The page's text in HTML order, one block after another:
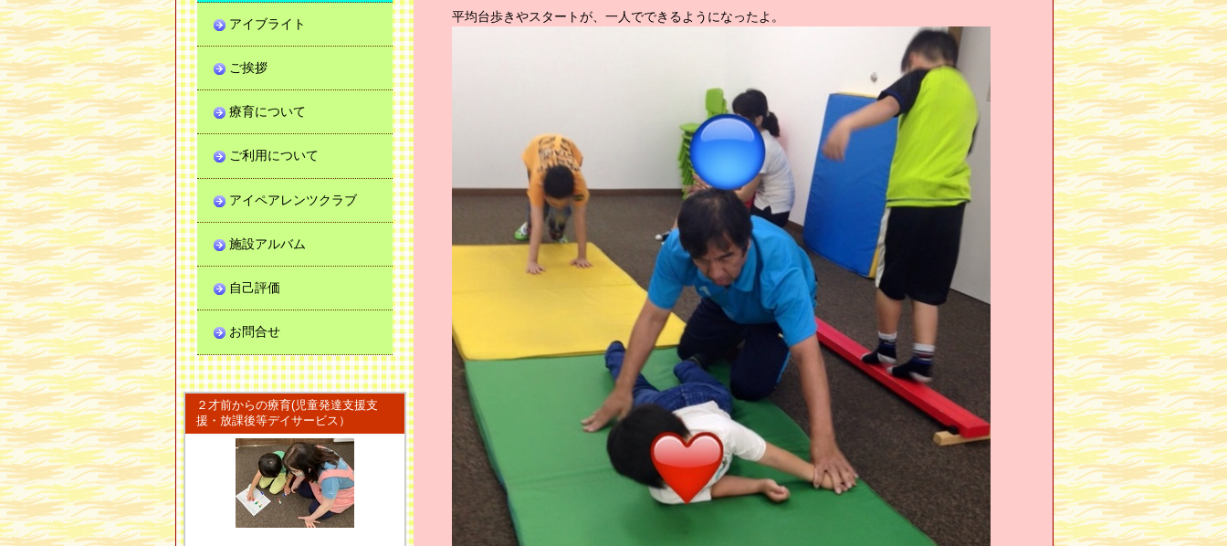
平均台歩きやスタートが、一人でできるようになったよ。
アイブライト
ご挨拶
療育について
ご利用について
アイペアレンツクラブ
施設アルバム
自己評価
お問合せ
２才前からの療育(児童発達支援支
援・放課後等デイサービス）